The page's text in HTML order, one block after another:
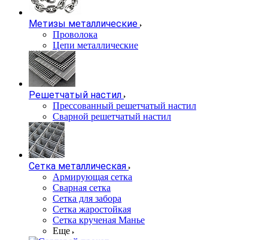
Метизы металлические
Проволока
Цепи металлические
Решетчатый настил
Прессованный решетчатый настил
Сварной решетчатый настил
Сетка металлическая
Армирующая сетка
Сварная сетка
Сетка для забора
Сетка жаростойкая
Сетка крученая Манье
Еще